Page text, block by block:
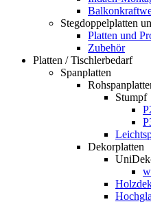
Stegdoppelplatten
Platten und
Zubehör
Platten / Tischlerbedarf
Spanplatten
Stumpf
Dekorplatten